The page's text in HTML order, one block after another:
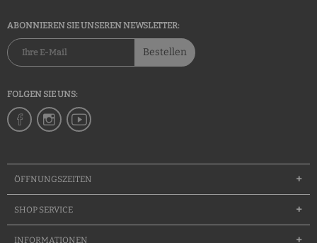
ABONNIEREN SIE UNSEREN NEWSLETTER:
Bestellen
FOLGEN SIE UNS:
ÖFFNUNGSZEITEN
SHOP SERVICE
INFORMATIONEN